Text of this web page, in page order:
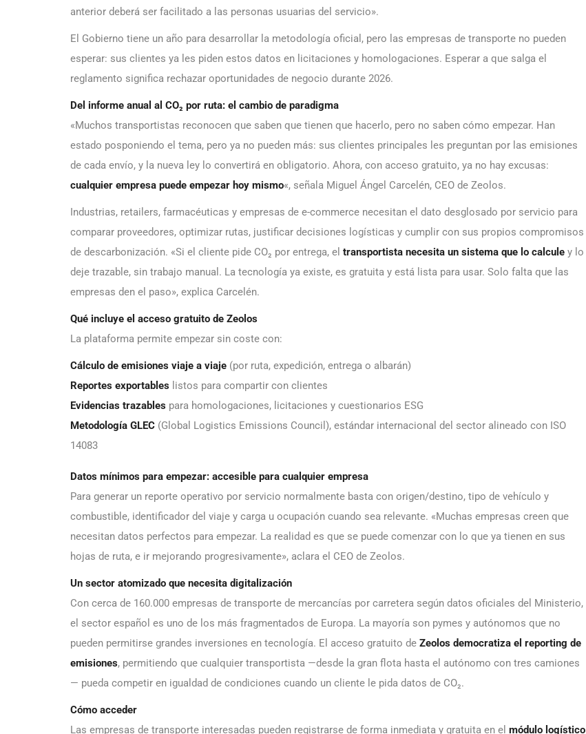
anterior deberá ser facilitado a las personas usuarias del servicio».
El Gobierno tiene un año para desarrollar la metodología oficial, pero las empresas de transporte no pueden
esperar: sus clientes ya les piden estos datos en licitaciones y homologaciones. Esperar a que salga el
reglamento significa rechazar oportunidades de negocio durante 2026.
Del informe anual al CO₂ por ruta: el cambio de paradigma
«Muchos transportistas reconocen que saben que tienen que hacerlo, pero no saben cómo empezar. Han
estado posponiendo el tema, pero ya no pueden más: sus clientes principales les preguntan por las emisiones
de cada envío, y la nueva ley lo convertirá en obligatorio. Ahora, con acceso gratuito, ya no hay excusas:
cualquier empresa puede empezar hoy mismo«, señala Miguel Ángel Carcelén, CEO de Zeolos.
Industrias, retailers, farmacéuticas y empresas de e-commerce necesitan el dato desglosado por servicio para
comparar proveedores, optimizar rutas, justificar decisiones logísticas y cumplir con sus propios compromisos
de descarbonización. «Si el cliente pide CO₂ por entrega, el transportista necesita un sistema que lo calcule y lo
deje trazable, sin trabajo manual. La tecnología ya existe, es gratuita y está lista para usar. Solo falta que las
empresas den el paso», explica Carcelén.
Qué incluye el acceso gratuito de Zeolos
La plataforma permite empezar sin coste con:
Cálculo de emisiones viaje a viaje (por ruta, expedición, entrega o albarán)
Reportes exportables listos para compartir con clientes
Evidencias trazables para homologaciones, licitaciones y cuestionarios ESG
Metodología GLEC (Global Logistics Emissions Council), estándar internacional del sector alineado con ISO
14083
Datos mínimos para empezar: accesible para cualquier empresa
Para generar un reporte operativo por servicio normalmente basta con origen/destino, tipo de vehículo y
combustible, identificador del viaje y carga u ocupación cuando sea relevante. «Muchas empresas creen que
necesitan datos perfectos para empezar. La realidad es que se puede comenzar con lo que ya tienen en sus
hojas de ruta, e ir mejorando progresivamente», aclara el CEO de Zeolos.
Un sector atomizado que necesita digitalización
Con cerca de 160.000 empresas de transporte de mercancías por carretera según datos oficiales del Ministerio,
el sector español es uno de los más fragmentados de Europa. La mayoría son pymes y autónomos que no
pueden permitirse grandes inversiones en tecnología. El acceso gratuito de Zeolos democratiza el reporting de
emisiones, permitiendo que cualquier transportista —desde la gran flota hasta el autónomo con tres camiones
— pueda competir en igualdad de condiciones cuando un cliente le pida datos de CO₂.
Cómo acceder
Las empresas de transporte interesadas pueden registrarse de forma inmediata y gratuita en el módulo logístico